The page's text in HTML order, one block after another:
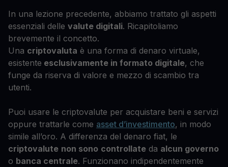
In una lezione precedente, abbiamo trattato gli aspetti
essenziali delle valute digitali. Ricapitoliamo
brevemente il concetto.
Una criptovaluta è una forma di denaro virtuale,
esistente esclusivamente in formato digitale, che
funge da riserva di valore e mezzo di scambio tra
utenti.
Puoi usare le criptovalute per acquistare beni e servizi
oppure trattarle come asset d’investimento, in modo
simile all’oro. A differenza del denaro fiat, le
criptovalute non sono controllate da alcun governo
o banca centrale. Funzionano indipendentemente